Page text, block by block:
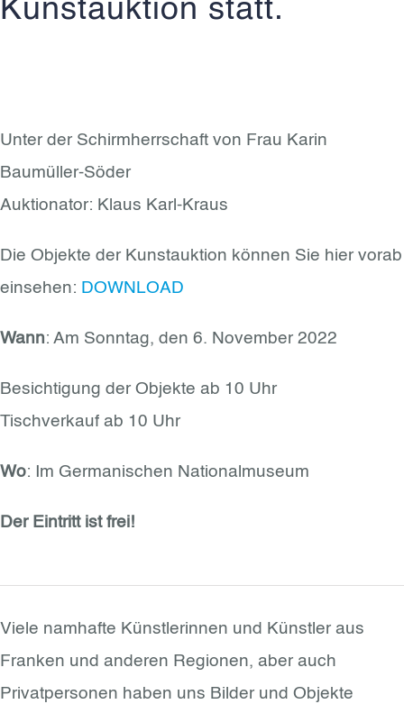
Kunstauktion statt.
Unter der Schirmherrschaft von Frau Karin
Baumüller-Söder
Auktionator: Klaus Karl-Kraus
Die Objekte der Kunstauktion können Sie hier vorab
einsehen: DOWNLOAD
Wann: Am Sonntag, den 6. November 2022
Besichtigung der Objekte ab 10 Uhr
Tischverkauf ab 10 Uhr
Wo: Im Germanischen Nationalmuseum
Der Eintritt ist frei!
Viele namhafte Künstlerinnen und Künstler aus
Franken und anderen Regionen, aber auch
Privatpersonen haben uns Bilder und Objekte